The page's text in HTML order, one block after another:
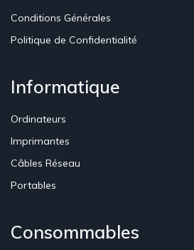
Conditions Générales
Politique de Confidentialité
Informatique
Ordinateurs
Imprimantes
Câbles Réseau
Portables
Consommables